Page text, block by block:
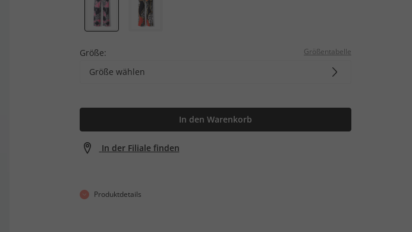
Größe: Größentabelle
Größe wählen
In den Warenkorb
In der Filiale finden
Produktdetails